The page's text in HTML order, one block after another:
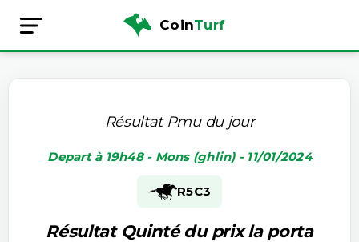
CoinTurf
Résultat Pmu du jour
Depart à 19h48 - Mons (ghlin) - 11/01/2024
R5C3
Résultat Quinté du prix la porta